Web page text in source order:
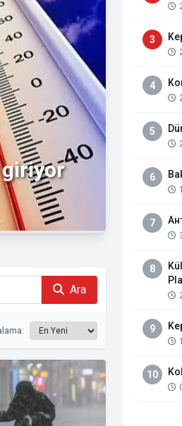
giriyor
Ara
3
4
5
6
7
8
9
10